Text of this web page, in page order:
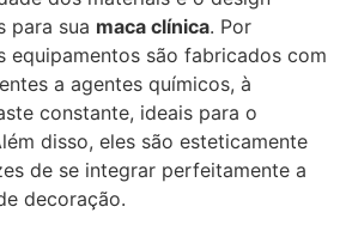
para sua maca clínica. Por
equipamentos são fabricados com
a agentes químicos, à
constante, ideais para o
disso, eles são esteticamente
de se integrar perfeitamente a
decoração.